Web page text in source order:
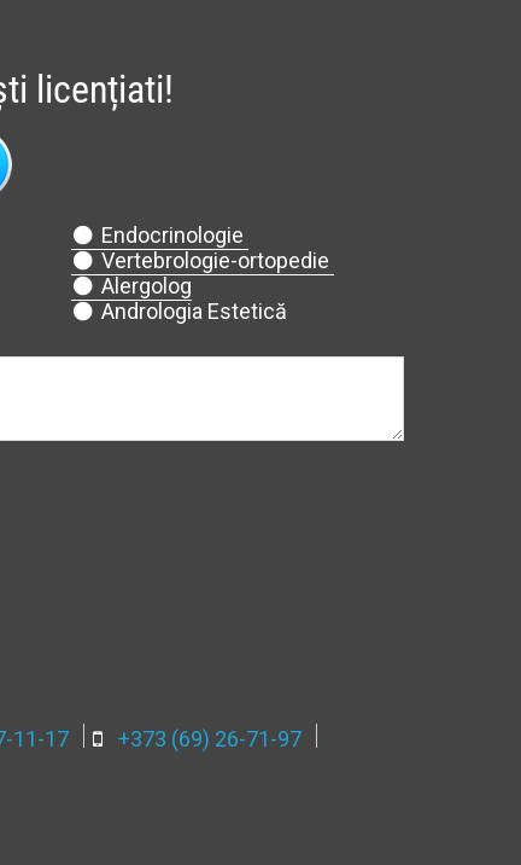
licențiati!
Endocrinologie
Vertebrologie-ortopedie
Alergolog
Andrologia Estetică
11-17
+373 (69) 26-71-97